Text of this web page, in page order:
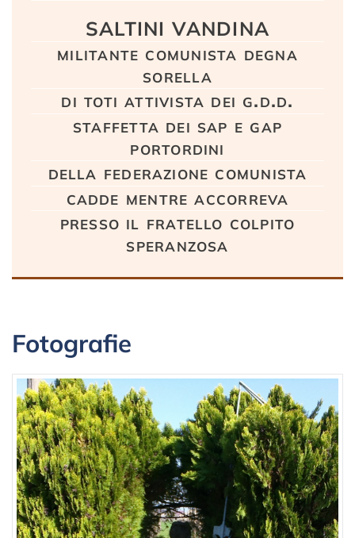
SALTINI VANDINA
militante comunista degna
sorella
di toti attivista dei g.d.d.
staffetta dei sap e gap
portordini
della federazione comunista
cadde mentre accorreva
presso il fratello colpito
speranzosa
Fotografie